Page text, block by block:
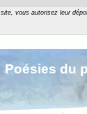
vous autorisez leur
Poésies du